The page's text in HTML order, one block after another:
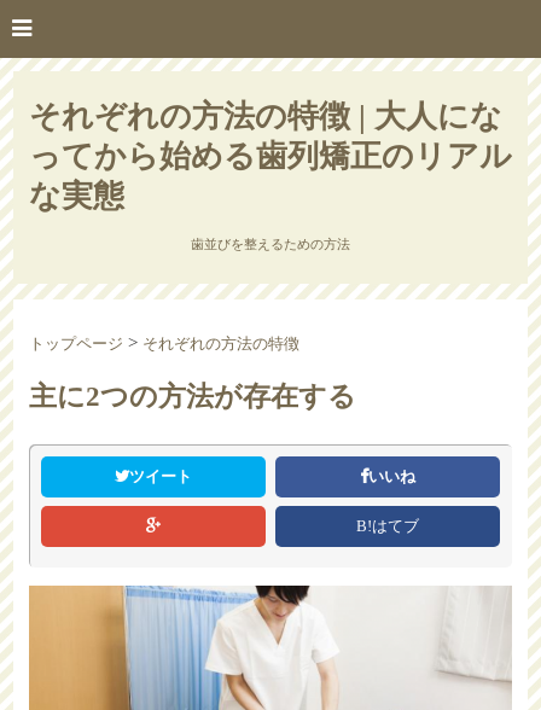
それぞれの方法の特徴 | 大人にな
ってから始める歯列矯正のリアル
な実態
歯並びを整えるための方法
トップページ > それぞれの方法の特徴
主に2つの方法が存在する
ツイート いいね
B!はてブ